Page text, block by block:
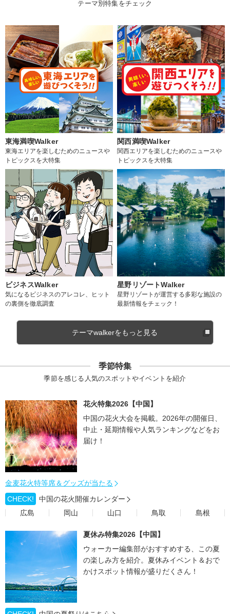
テーマ別特集をチェック
東海満喫Walker
東海エリアを楽しむためのニュースや
トピックスを大特集
関西満喫Walker
関西エリアを楽しむためのニュースや
トピックスを大特集
ビジネスWalker
気になるビジネスのアレコレ、ヒット
の裏側を徹底調査
星野リゾートWalker
星野リゾートが運営する多彩な施設の
最新情報をチェック！
テーマwalkerをもっと見る
季節特集
季節を感じる人気のスポットやイベントを紹介
花火特集2026【中国】
中国の花火大会を掲載。2026年の開催日、
中止・延期情報や人気ランキングなどをお
届け！
金麦花火特等席＆グッズが当たる
CHECK!
中国の花火開催カレンダー
広島
岡山 山口 鳥取 島根
夏休み特集2026【中国】
ウォーカー編集部がおすすめする、この夏
の楽しみ方を紹介。夏休みイベント＆おで
かけスポット情報が盛りだくさん！